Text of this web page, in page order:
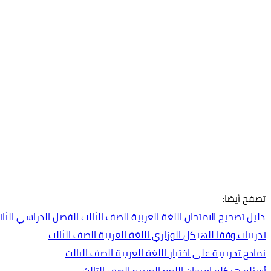
تصفح أيضا:
دليل تصحيح الامتحان اللغة العربية الصف الثالث الفصل الدراسي الثاني 2023-
تدريبات وفقا للهيكل الوزاري اللغة العربية الصف الثالث
نماذج تدريبية على اختبار اللغة العربية الصف الثالث